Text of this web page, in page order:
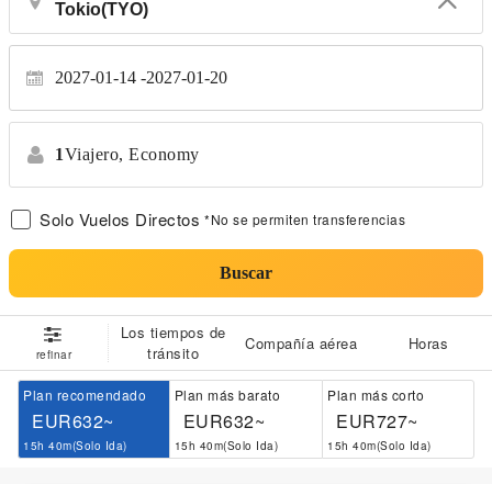
2027-01-14 2027-01-20
1Viajero, Economy
Solo Vuelos Directos *No se permiten transferencias
Buscar
refinar
Los tiempos de
tránsito
Compañía aérea Horas
Plan recomendado
EUR632~
15h 40m(Solo Ida)
Plan más barato
EUR632~
15h 40m(Solo Ida)
Plan más corto
EUR727~
15h 40m(Solo Ida)